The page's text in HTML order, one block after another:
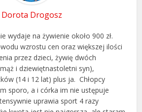
Dorota Drogosz
wydaje na żywienie około 900 zł.
wzrostu cen oraz większej ilości
przez dzieci, żywię dwóch
i dziewiętnastoletni syn),
(14 i 12 lat) plus ja. Chłopcy
sporo, a i córka im nie ustępuje
uprawia sport 4 razy